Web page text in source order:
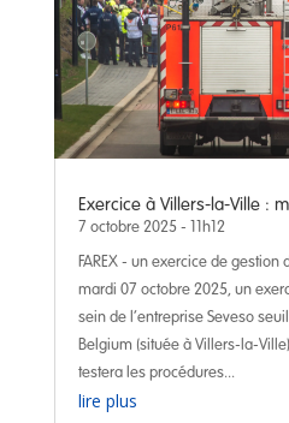
Exercice à Villers-la-Ville :
7 octobre 2025 - 11h12
FAREX - un exercice de
mardi 07 octobre 2025, un
sein de l’entreprise Seveso
Belgium (située à Villers-la-
testera les procédures...
lire plus